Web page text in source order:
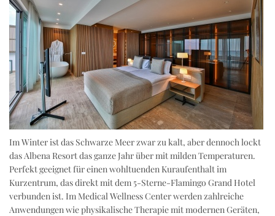
Im Winter ist das Schwarze Meer zwar zu kalt, aber dennoch lockt
das Albena Resort das ganze Jahr über mit milden Temperaturen.
Perfekt geeignet für einen wohltuenden Kuraufenthalt im
Kurzentrum, das direkt mit dem 5-Sterne-Flamingo Grand Hotel
verbunden ist. Im Medical Wellness Center werden zahlreiche
Anwendungen wie physikalische Therapie mit modernen Geräten,